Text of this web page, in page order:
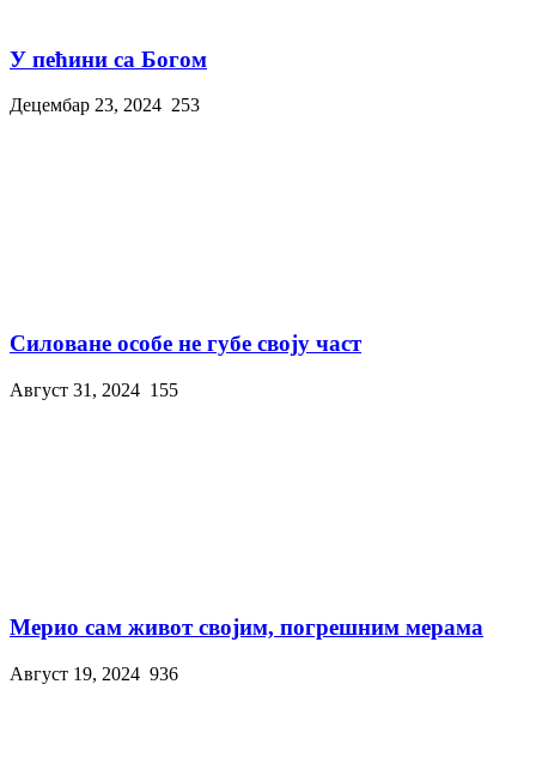
У пећини са Богом
Децембар 23, 2024 253
Силоване особе не губе своју част
Август 31, 2024 155
Мерио сам живот својим, погрешним мерама
Август 19, 2024 936